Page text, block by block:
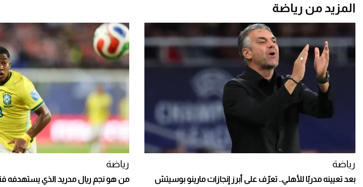
المزيد من رياضة
رياضة
بعد تعيينه مدربًا للأهلي.. تعرّف على أبرز إنجازات مارينو بوسيتش
رياضة
من هو نجم ريال مدريد الذي يستهدفه